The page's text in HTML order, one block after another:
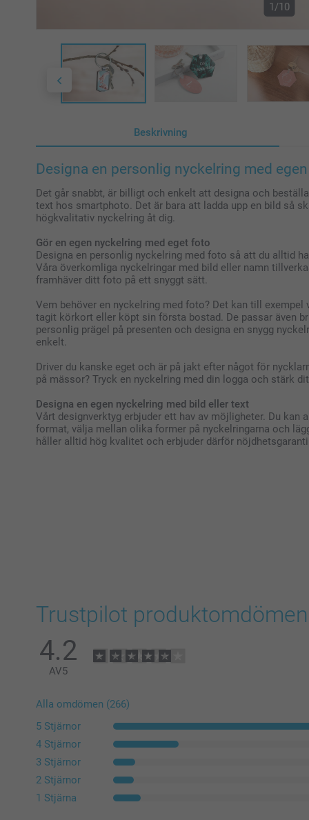
1/10
Beskrivning
Designa en personlig nyckelring med
Det går snabbt, är billigt och enkelt att designa och
text hos smartphoto. Det är bara att ladda upp en bild så
högkvalitativ nyckelring åt dig.
Gör en egen nyckelring med eget foto
Designa en personlig nyckelring med foto så att du alltid
Våra överkomliga nyckelringar med bild eller namn
framhäver ditt foto på ett snyggt sätt.
Vem behöver en nyckelring med foto? Det kan till
tagit körkort eller köpt sin första bostad. De passar även
personlig prägel på presenten och designa en snygg
enkelt.
Driver du kanske eget och är på jakt efter något för
på mässor? Tryck en nyckelring med din logga och stärk
Designa en egen nyckelring med bild eller text
Vårt designverktyg erbjuder ett hav av möjligheter. Du kan
format, välja mellan olika former på nyckelringarna och
håller alltid hög kvalitet och erbjuder därför
Trustpilot produktomdömen
4.2
AV5
Alla omdömen (266)
5 Stjärnor
4 Stjärnor
3 Stjärnor
2 Stjärnor
1 Stjärna